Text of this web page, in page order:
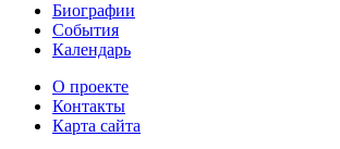
Биографии
События
Календарь
О проекте
Контакты
Карта сайта